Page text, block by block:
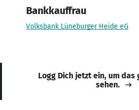
Bankkauffrau
Volksbank Lüneburger Heide eG
Logg Dich jetzt ein, um das
sehen.